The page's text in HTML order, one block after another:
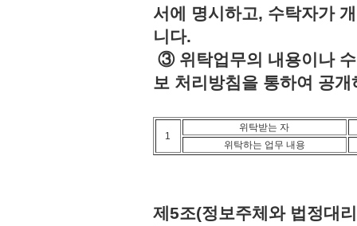
서에 명시하고, 수탁자가
니다.
③ 위탁업무의 내용이나
보 처리방침을 통하여 공
1
위탁받는 자
위탁하는 업무 내용
제5조(정보주체와 법정대